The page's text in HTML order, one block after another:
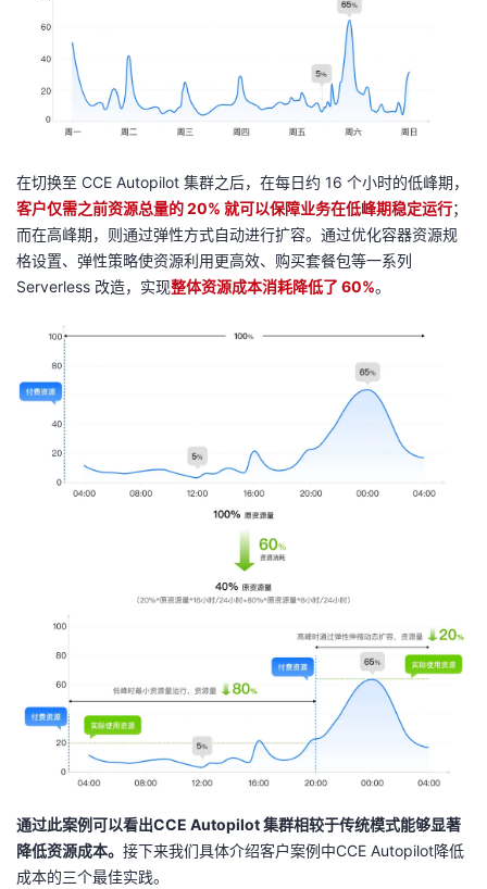
验
收
藏
议
在切换至 CCE Autopilot 集群之后，在每日约 16 个小时的低峰期，
客户仅需之前资源总量的 20% 就可以保障业务在低峰期稳定运行；
而在高峰期，则通过弹性方式自动进行扩容。通过优化容器资源规
格设置、弹性策略使资源利用更高效、购买套餐包等一系列
Serverless 改造，实现整体资源成本消耗降低了 60%。
通过此案例可以看出CCE Autopilot 集群相较于传统模式能够显著
降低资源成本。 接下来我们具体介绍客户案例中CCE Autopilot降低
成本的三个最佳实践。